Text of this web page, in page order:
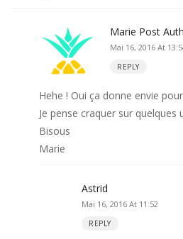
Marie Post
Mai 16, 2016 At
REPLY
Hehe ! Oui ça donne envie
Je pense craquer sur quelques
Bisous
Marie
Astrid
Mai 16, 2016 At 11:52
REPLY